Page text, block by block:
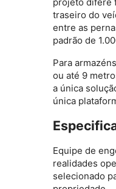
traseiro do
entre as
padrão de
Para
ou até 9
a única
única
Equipe de
realidades
selecionado